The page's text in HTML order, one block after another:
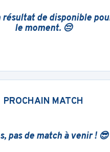
résultat de disponible
le moment. 😔
PROCHAIN MATCH
pas de match à venir ! 😎